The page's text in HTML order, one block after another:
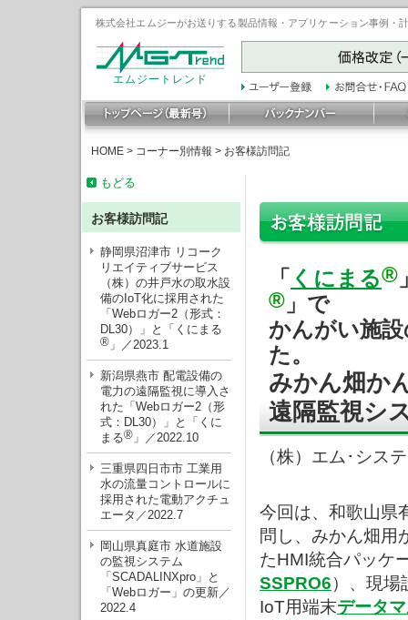
株式会社エムジーがお送りする製品情報・アプリケーション事例
エムジートレンド
HOME > コーナー別情報 > お客様訪問記
もどる
お客様訪問記
静岡県沼津市 リコーク
リエイティブサービス
（株）の井戸水の取水設
備のIoT化に採用された
「Webロガー2（形式：
DL30）」と「くにまる
® 」／2023.1
新潟県燕市 配電設備の
電力の遠隔監視に導入さ
れた「Webロガー2（形
式：DL30）」と「くに
まる® 」／2022.10
三重県四日市市 工業用
水の流量コントロールに
採用された電動アクチュ
エータ／2022.7
岡山県真庭市 水道施設
の監視システム
「SCADALINXpro」と
「Webロガー」の更新／
2022.4
「 くにまる®
® 」で
かんがい施
た。
みかん畑か
遠隔監視シ
（株）エム･シス
今回は、和歌山県
問し、みかん畑用
たHMI統合パッケ
SSPRO6）、現場
IoT用端末データ